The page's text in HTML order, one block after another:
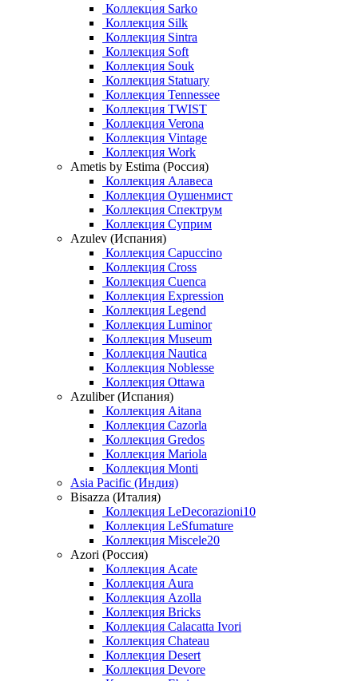
Коллекция Sarko
Коллекция Silk
Коллекция Sintra
Коллекция Soft
Коллекция Souk
Коллекция Statuary
Коллекция Tennessee
Коллекция TWIST
Коллекция Verona
Коллекция Vintage
Коллекция Work
Ametis by Estima (Россия)
Коллекция Алавеса
Коллекция Оушенмист
Коллекция Спектрум
Коллекция Суприм
Azulev (Испания)
Коллекция Capuccino
Коллекция Cross
Коллекция Cuenca
Коллекция Expression
Коллекция Legend
Коллекция Luminor
Коллекция Museum
Коллекция Nautica
Коллекция Noblesse
Коллекция Ottawa
Azuliber (Испания)
Коллекция Aitana
Коллекция Cazorla
Коллекция Gredos
Коллекция Mariola
Коллекция Monti
Asia Pacific (Индия)
Bisazza (Италия)
Коллекция LeDecorazioni10
Коллекция LeSfumature
Коллекция Miscele20
Azori (Россия)
Коллекция Acate
Коллекция Aura
Коллекция Azolla
Коллекция Bricks
Коллекция Calacatta Ivori
Коллекция Chateau
Коллекция Desert
Коллекция Devore